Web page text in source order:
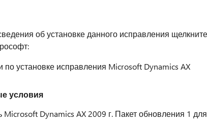
об установке данного исправления
по установке исправления Microsoft Dynamics AX
условия
Dynamics AX 2009 г. Пакет обновления 1 для